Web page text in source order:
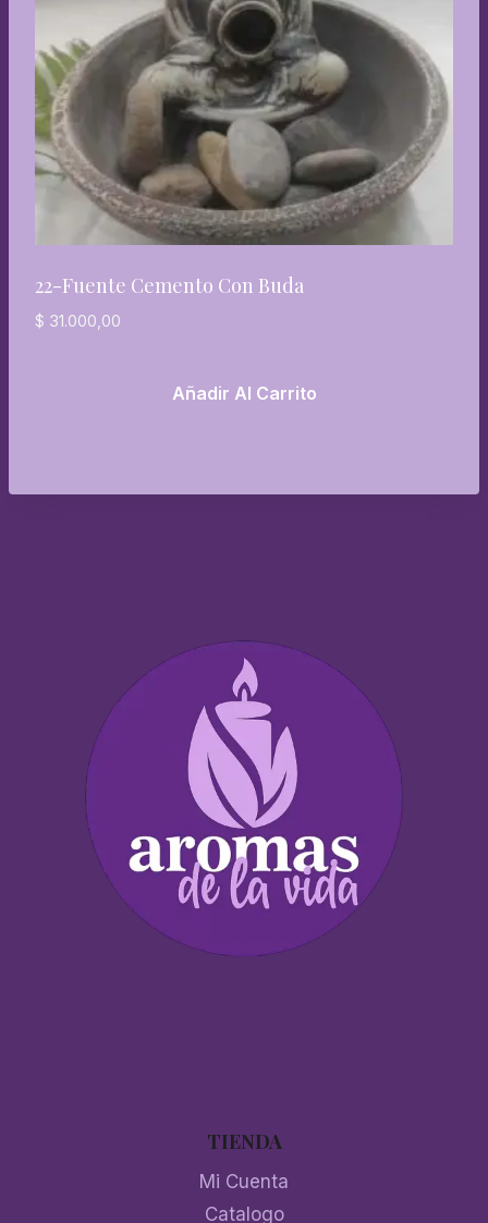
22-Fuente Cemento Con Buda
$ 31.000,00
Añadir Al Carrito
TIENDA
Mi Cuenta
Catalogo